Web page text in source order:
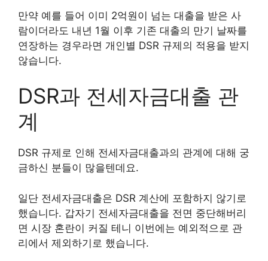
만약 예를 들어 이미 2억원이 넘는 대출을 받은 사
람이더라도 내년 1월 이후 기존 대출의 만기 날짜를
연장하는 경우라면 개인별 DSR 규제의 적용을 받지
않습니다.
DSR과 전세자금대출 관
계
DSR 규제로 인해 전세자금대출과의 관계에 대해 궁
금하신 분들이 많을텐데요.
일단 전세자금대출은 DSR 계산에 포함하지 않기로
했습니다. 갑자기 전세자금대출을 전면 중단해버리
면 시장 혼란이 커질 테니 이번에는 예외적으로 관
리에서 제외하기로 했습니다.